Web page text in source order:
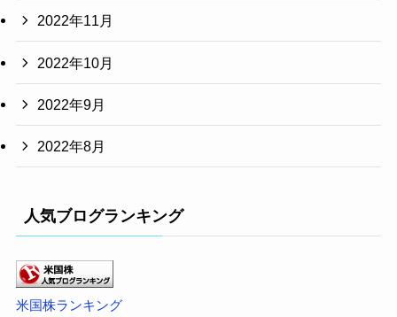
2022年11月
2022年10月
2022年9月
2022年8月
人気ブログランキング
米国株ランキング